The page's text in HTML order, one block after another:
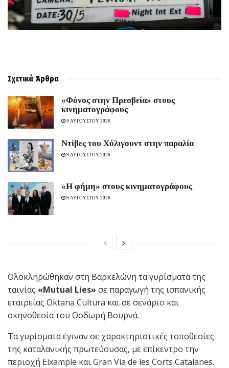
Σχετικά Άρθρα
«Φόνος στην Πρεσβεία» στους
κινηματογράφους
9 ΑΥΓΟΥΣΤΟΥ 2026
Ντίβες του Χόλιγουντ στην παραλία
9 ΑΥΓΟΥΣΤΟΥ 2026
«H φήμη» στους κινηματογράφους
9 ΑΥΓΟΥΣΤΟΥ 2026
Ολοκληρώθηκαν στη Βαρκελώνη τα γυρίσματα της
ταινίας «Mutual Lies» σε παραγωγή της ισπανικής
εταιρείας Oktana Cultura και σε σενάριο και
σκηνοθεσία του Θοδωρή Βουρνά.
Τα γυρίσματα έγιναν σε χαρακτηριστικές τοποθεσίες
της καταλανικής πρωτεύουσας, με επίκεντρο την
περιοχή Eixample και Gran Via de les Corts Catalanes.